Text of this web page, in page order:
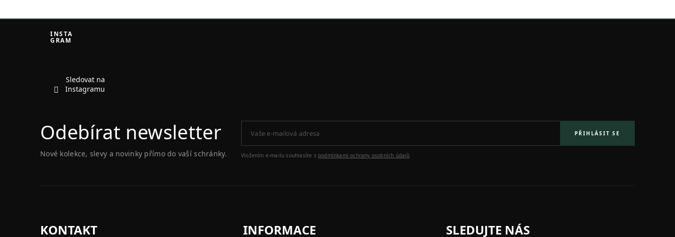
INSTA
GRAM
Sledovat na
Instagramu
Odebírat newsletter
Nové kolekce, slevy a novinky přímo do vaší schránky.
PŘIHLÁSIT SE
Vložením e-mailu souhlasíte s podmínkami ochrany osobních údajů
KONTAKT INFORMACE SLEDUJTE NÁS